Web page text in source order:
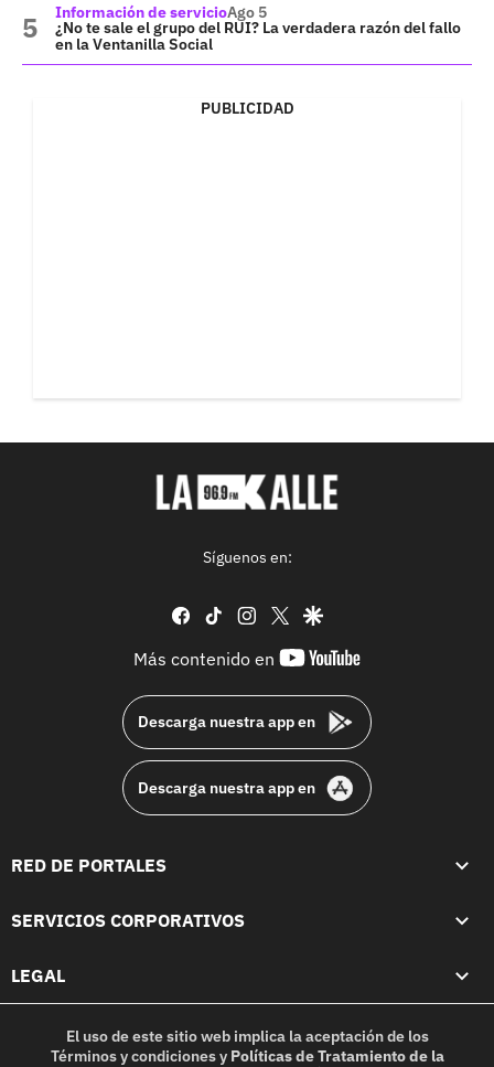
Información de servicioAgo 5
¿No te sale el grupo del RUI? La verdadera razón del fallo
en la Ventanilla Social
PUBLICIDAD
Síguenos en:
facebook
tiktok instagram
twittergoogle
Más contenido en
youtube-
Descarga nuestra app en
Descarga nuestra app en
RED DE PORTALES
SERVICIOS CORPORATIVOS
LEGAL
El uso de este sitio web implica la aceptación de los
Términos y condicionesy Políticas de Tratamiento de la